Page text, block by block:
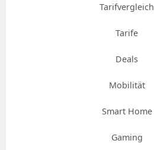
Tarifvergleich
Tarife
Deals
Mobilität
Smart Home
Gaming